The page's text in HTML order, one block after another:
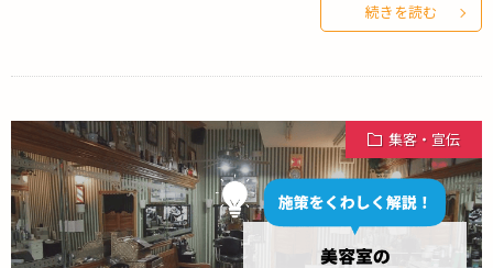
続きを読む
集客・宣伝